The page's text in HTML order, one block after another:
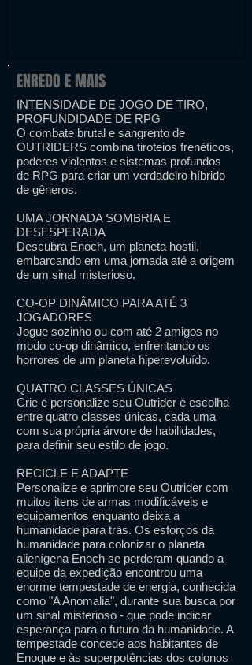
ENREDO E MAIS
INTENSIDADE DE JOGO DE TIRO,
PROFUNDIDADE DE RPG
O combate brutal e sangrento de
OUTRIDERS combina tiroteios frenéticos,
poderes violentos e sistemas profundos
de RPG para criar um verdadeiro híbrido
de gêneros.
UMA JORNADA SOMBRIA E
DESESPERADA
Descubra Enoch, um planeta hostil,
embarcando em uma jornada até a origem
de um sinal misterioso.
CO-OP DINÂMICO PARA ATÉ 3
JOGADORES
Jogue sozinho ou com até 2 amigos no
modo co-op dinâmico, enfrentando os
horrores de um planeta hiperevoluído.
QUATRO CLASSES ÚNICAS
Crie e personalize seu Outrider e escolha
entre quatro classes únicas, cada uma
com sua própria árvore de habilidades,
para definir seu estilo de jogo.
RECICLE E ADAPTE
Personalize e aprimore seu Outrider com
muitos itens de armas modificáveis e
equipamentos enquanto deixa a
humanidade para trás. Os esforços da
humanidade para colonizar o planeta
alienígena Enoch se perderam quando a
equipe da expedição encontrou uma
enorme tempestade de energia, conhecida
como "A Anomalia", durante sua busca por
um sinal misterioso - que pode indicar
esperança para o futuro da humanidade. A
tempestade concede aos habitantes de
Enoque e às superpotências dos colonos